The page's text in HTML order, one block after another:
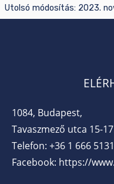
Utolsó módosítás: 2023.
1084, Budapest,
Tavaszmező utca 15-
Telefon: +36 1 666 5131
Facebook: https://